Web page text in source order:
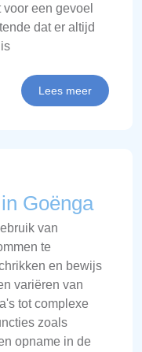
een gevoel
dat er altijd
Lees meer
Goënga
van
te
en bewijs
variëren van
tot complexe
zoals
opname in de